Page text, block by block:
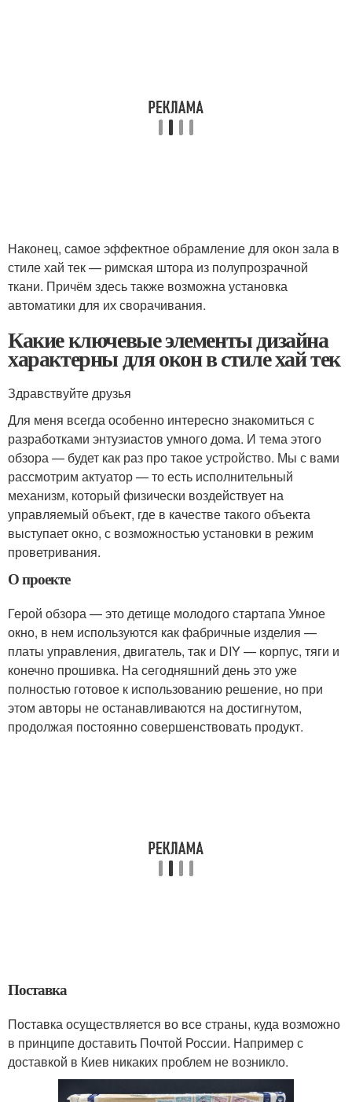
Наконец, самое эффектное обрамление для окон зала в
стиле хай тек — римская штора из полупрозрачной
ткани. Причём здесь также возможна установка
автоматики для их сворачивания.
Какие ключевые элементы дизайна
характерны для окон в стиле хай тек
Здравствуйте друзья
Для меня всегда особенно интересно знакомиться с
разработками энтузиастов умного дома. И тема этого
обзора — будет как раз про такое устройство. Мы с вами
рассмотрим актуатор — то есть исполнительный
механизм, который физически воздействует на
управляемый объект, где в качестве такого объекта
выступает окно, с возможностью установки в режим
проветривания.
О проекте
Герой обзора — это детище молодого стартапа Умное
окно, в нем используются как фабричные изделия —
платы управления, двигатель, так и DIY — корпус, тяги и
конечно прошивка. На сегодняшний день это уже
полностью готовое к использованию решение, но при
этом авторы не останавливаются на достигнутом,
продолжая постоянно совершенствовать продукт.
Поставка
Поставка осуществляется во все страны, куда возможно
в принципе доставить Почтой России. Например с
доставкой в Киев никаких проблем не возникло.